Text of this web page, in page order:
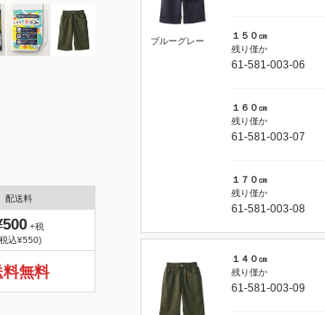
配送料
+税
込¥550)
料無料
ブルーグレー
１５０㎝
残り僅か
61-581-003-06
１６０㎝
残り僅か
61-581-003-07
１７０㎝
残り僅か
61-581-003-08
１４０㎝
残り僅か
61-581-003-09